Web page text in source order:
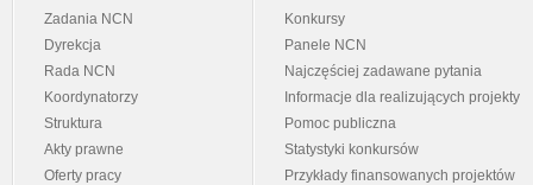
Zadania NCN
Dyrekcja
Rada NCN
Koordynatorzy
Struktura
Akty prawne
Oferty pracy
Konkursy
Panele NCN
Najczęściej zadawane pytania
Informacje dla realizujących projekty
Pomoc publiczna
Statystyki konkursów
Przykłady finansowanych projektów